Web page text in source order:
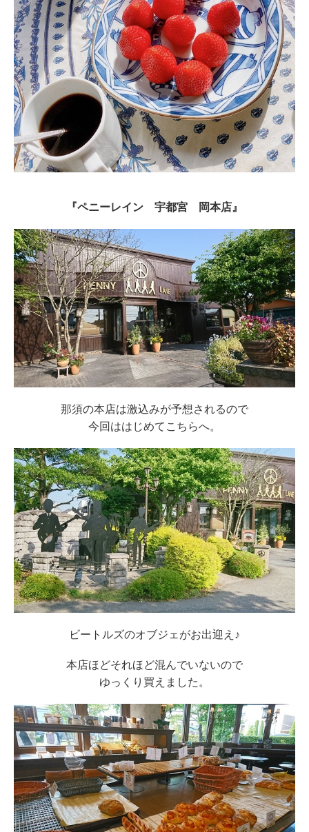
『ペニーレイン 宇都宮 岡本店』
那須の本店は激込みが予想されるので
今回ははじめてこちらへ。
ビートルズのオブジェがお出迎え♪
本店ほどそれほど混んでいないので
ゆっくり買えました。